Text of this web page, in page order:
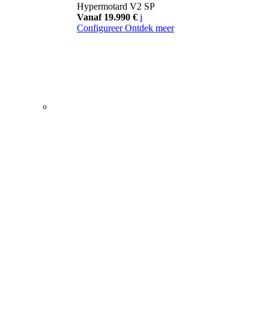
Hypermotard V2 SP
Vanaf 19.990 € i
Configureer Ontdek meer